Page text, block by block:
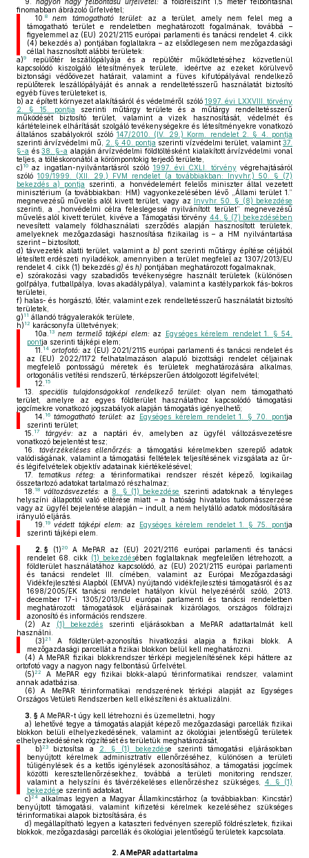
finomabban ábrázoló űrfelvétel;
10. 8 nem támogatható terület: az a terület, amely nem felel meg a
támogatható terület e rendeletben meghatározott fogalmának, továbbá –
figyelemmel az (EU) 2021/2115 európai parlamenti és tanácsi rendelet 4. cikk
(4) bekezdés a) pontjában foglaltakra – az elsődlegesen nem mezőgazdasági
céllal hasznosított alábbi területek:
a)9
repülőtér leszállópályája és a repülőtér működtetéséhez közvetlenül
kapcsolódó kiszolgáló létesítmények területe, ideértve az ezeket körülvevő
biztonsági védőövezet határait, valamint a füves kifutópályával rendelkező
repülőterek leszállópályáját és annak a rendeltetésszerű használatát biztosító
egyéb füves területeket is,
b) az épített környezet alakításáról és védelméről szóló 1997. évi LXXVIII. törvény
2. § 15. pontja szerinti műtárgy területe és a műtárgy rendeltetésszerű
működését biztosító terület, valamint a vizek hasznosítását, védelmét és
kártételeinek elhárítását szolgáló tevékenységekre és létesítményekre vonatkozó
általános szabályokról szóló147/2010. (IV. 29.) Korm. rendelet 2. § 4. pontja
szerinti árvízvédelmi mű, 2. § 40. pontja szerinti vízvédelmi terület, valamint 37.
§-a és38. §-a alapján árvízvédelmi földtöltésként kialakított árvízvédelmi vonal
teljes, a töltéskoronától a körömpontokig terjedő területe,
c) 10 az ingatlan-nyilvántartásról szóló 1997. évi CXLI. törvényvégrehajtásáról
szóló109/1999. (XII. 29.) FVM rendelet (a továbbiakban: Inyvhr.) 50. § (7)
bekezdés a) pontja
szerinti, a honvédelemért felelős miniszter által vezetett
minisztérium (a továbbiakban: HM) vagyonkezelésében lévő „Állami terület 1.”
megnevezésű művelés alól kivett terület, vagy az Inyvhr. 50. § (8) bekezdése
szerinti, a „honvédelmi célra feleslegessé nyilvánított terület” megnevezésű
művelés alól kivett terület, kivéve a Támogatási törvény 44. § (7) bekezdésében
nevesített valamely földhasználati szerződés alapján hasznosított területek,
amelyeknek mezőgazdasági hasznosítása fizikailag is – a HM nyilvántartása
szerint – biztosított,
d) távvezeték alatti terület, valamint a b) pont szerinti műtárgy építése céljából
létesített erdészeti nyiladékok, amennyiben a terület megfelel az 1307/2013/EU
rendelet 4. cikk (1) bekezdés g) és h) pontjában meghatározott fogalmaknak,
e) szórakozási vagy szabadidős tevékenységre használt területek (különösen
golfpálya, futballpálya, lovas akadálypálya), valamint a kastélyparkok fás-bokros
területei,
f) halas- és horgásztó, lőtér, valamint ezek rendeltetésszerű használatát biztosító
területek,
g) 11 állandó trágyalerakók területe,
h) 12 karácsonyfa ültetvények;
10a. 13 nem termelő tájképi elem: az
Egységes kérelem rendelet 1. § 54.
pontja szerinti tájképi elem;
11. 14 ortofotó:az (EU) 2021/2115 európai parlamenti és tanácsi rendelet és
az (EU) 2022/1172 felhatalmazáson alapuló bizottsági rendelet céljainak
megfelelő pontosságú méretek és területek meghatározására alkalmas,
ortogonális vetítési rendszerű, térképszerűen átdolgozott légifelvétel;
12. 15
13. speciális tulajdonságokkal rendelkező terület: olyan nem támogatható
terület, amelyre az egyes földterület használathoz kapcsolódó támogatási
jogcímekre vonatkozó jogszabályok alapján támogatás igényelhető;
14. 16 támogatható terület: az Egységes kérelem rendelet 1. § 70. pontja
szerinti terület;
15. 17 tárgyév:az a naptári év, amelyben az ügyfél változásvezetésre
vonatkozó bejelentést tesz;
16.
távérzékeléses ellenőrzés: a támogatási kérelmekben szereplő adatok
valódiságának, valamint a támogatási feltételek teljesítésének vizsgálata az űr-
és légifelvételek objektív adatainak kiértékelésével;
17.
tematikus réteg: a térinformatikai rendszer részét képező, logikailag
összetartozó adatokat tartalmazó részhalmaz;
18. 18 változásvezetés: a 8. § (1) bekezdése
szerinti adatoknak a tényleges
helyszíni állapottól való eltérése miatt – a hatóság hivatalos tudomásszerzése
vagy az ügyfél bejelentése alapján – indult, a nem helytálló adatok módosítására
irányuló eljárás.
19. 19 védett tájképi elem:az Egységes kérelem rendelet 1. § 75. pontja
szerinti tájképi elem.
2. §(1)20A MePAR az (EU) 2021/2116 európai parlamenti és tanácsi
rendelet 68. cikk (1) bekezdésében foglaltaknak megfelelően létrehozott, a
földterület használatához kapcsolódó, az (EU) 2021/2115 európai parlamenti
és tanácsi rendelet III. címében, valamint az Európai Mezőgazdasági
Vidékfejlesztési Alapból (EMVA) nyújtandó vidékfejlesztési támogatásról és az
1698/2005/EK tanácsi rendelet hatályon kívül helyezéséről szóló, 2013.
december 17-i 1305/2013/EU európai parlamenti és tanácsi rendeletben
meghatározott támogatások eljárásainak kizárólagos, országos földrajzi
azonosító és információs rendszere.
(2) Az (1) bekezdés szerinti eljárásokban a MePAR adattartalmát kell
használni.
(3)21
A földterület-azonosítás hivatkozási alapja a fizikai blokk. A
mezőgazdasági parcellát a fizikai blokkon belül kell meghatározni.
(4) A MePAR fizikai blokkrendszer térképi megjelenítésének képi háttere az
ortofotó vagy a nagyon nagy felbontású űrfelvétel.
(5)22
A MePAR egy fizikai blokk-alapú térinformatikai rendszer, valamint
annak adatbázisa.
(6) A MePAR térinformatikai rendszerének térképi alapját az Egységes
Országos Vetületi Rendszerben kell elkészíteni és aktualizálni.
3. § A MePAR-t úgy kell létrehozni és üzemeltetni, hogy
a) lehetővé tegye a támogatás alapját képező mezőgazdasági parcellák fizikai
blokkon belüli elhelyezkedésének, valamint az ökológiai jelentőségű területek
elhelyezkedésének rögzítését és területük meghatározását,
b)23biztosítsa a 2. § (1) bekezdése szerinti támogatási eljárásokban
benyújtott kérelmek adminisztratív ellenőrzéséhez, különösen a területi
túligénylések és a kettős igénylések azonosításához, a támogatási jogcímek
közötti keresztellenőrzésekhez, továbbá a területi monitoring rendszer,
valamint a helyszíni és távérzékeléses ellenőrzéshez szükséges, 4. § (1)
bekezdése szerinti adatokat,
c)24 alkalmas legyen a Magyar Államkincstárhoz (a továbbiakban: Kincstár)
benyújtott támogatási, valamint kifizetési kérelmek kezeléséhez szükséges
térinformatikai alapok biztosítására, és
d) megállapítható legyen a kataszteri fedvényen szereplő földrészletek, fizikai
blokkok, mezőgazdasági parcellák és ökológiai jelentőségű területek kapcsolata.
2. A MePAR adattartalma